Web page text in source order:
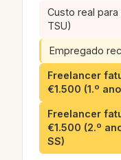
Custo real
TSU)
Empregado
Freelancer
€1.500 (1.º
Freelancer
€1.500 (2.º
SS)